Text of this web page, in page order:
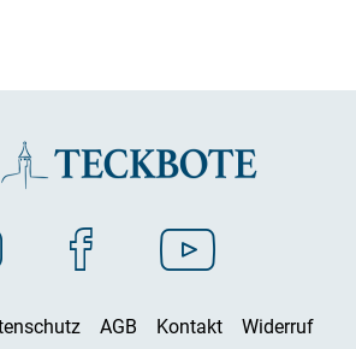
AGB Kontakt
Widerruf